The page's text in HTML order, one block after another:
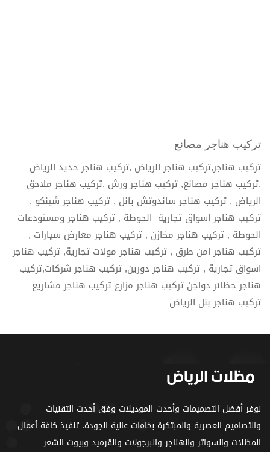
تركيب هناجر مصانع
تركيب هناجر,تركيب هناجر الرياض ,تركيب هناجر حديد الرياض
,تركيب هناجر مصانع, تركيب هناجر ورش ,تركيب هناجر ملاحق
الرياض , تركيب هناجر ساندوتش بانل , تركيب هناجر شينكو ,
تركيب هناجر اسواق تجارية الحوطة , تركيب هناجر ومستودعات
الحوطة , تركيب هناجر مخازن , تركيب هناجر معارض سيارات ,
تركيب هناجر امن طرق , تركيب هناجر مولات تجارية, تركيب هناجر
اسواق تجارية , تركيب هناجر دورين, تركيب هناجر شركات,تركيب
هناجر حظائر دواجن تركيب هناجر مزارع تركيب هناجر مشاريع
تركيب هناجر بنل الرياض
نوفر أفضل التصميمات وأحدث الموديلات وفق أحدث التقنيات
والتصاميم العصرية والمبتكرة بخامات عالية الجودة، تنفيذ كافة أعمال
المظلات والسواتر والهناجر والبرجولات والقرميد وبيوت الشعر.